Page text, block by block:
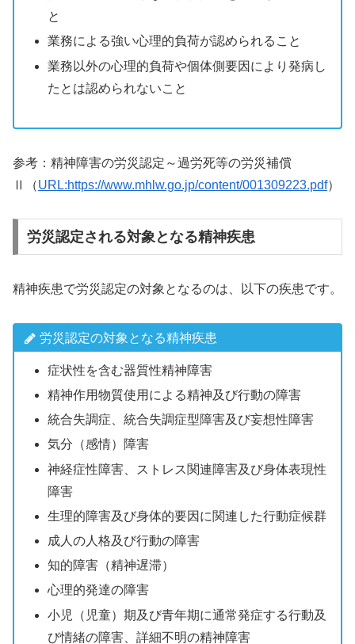
と
業務による強い⼼理的負荷が認められること
業務以外の⼼理的負荷や個体側要因により発病し
たとは認められないこと
参考：精神障害の労災認定～過労死等の労災補償
Ⅱ（URL:https://www.mhlw.go.jp/content/001309223.pdf）
労災認定される対象となる精神疾患
精神疾患で労災認定の対象となるのは、以下の疾患です。
労災認定の対象となる精神疾患
症状性を含む器質性精神障害
精神作⽤物質使⽤による精神及び⾏動の障害
統合失調症、統合失調症型障害及び妄想性障害
気分（感情）障害
神経症性障害、ストレス関連障害及び⾝体表現性
障害
⽣理的障害及び⾝体的要因に関連した⾏動症候群
成⼈の⼈格及び⾏動の障害
知的障害（精神遅滞）
⼼理的発達の障害
⼩児（児童）期及び⻘年期に通常発症する⾏動及
び情緒の障害、詳細不明の精神障害